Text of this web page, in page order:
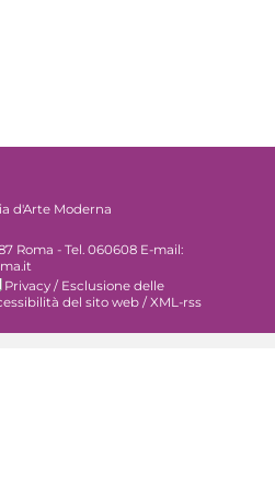
d'Arte Moderna
Roma - Tel. 060608 E-mail:
Privacy / Esclusione delle
del sito web /XML-rss